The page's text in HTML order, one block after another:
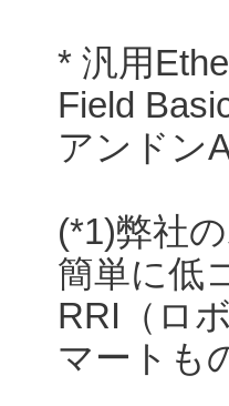
* 汎用
Field
アンドン
(*1)弊社
簡単に低
RRI（ロ
マートも